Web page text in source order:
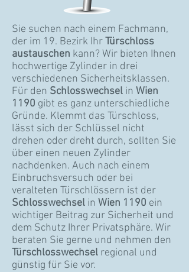
Sie suchen nach einem Fachmann,
der im 19. Bezirk IhrTürschloss
austauschen kann? Wir bieten Ihnen
hochwertige Zylinder in drei
verschiedenen Sicherheitsklassen.
Für den Schlosswechsel in Wien
1190 gibt es ganz unterschiedliche
Gründe. Klemmt das Türschloss,
lässt sich der Schlüssel nicht
drehen oder dreht durch, sollten Sie
über einen neuen Zylinder
nachdenken. Auch nach einem
Einbruchsversuch oder bei
veralteten Türschlössern ist der
Schlosswechsel in Wien 1190 ein
wichtiger Beitrag zur Sicherheit und
dem Schutz Ihrer Privatsphäre. Wir
beraten Sie gerne und nehmen den
Türschlosswechsel regional und
günstig für Sie vor.